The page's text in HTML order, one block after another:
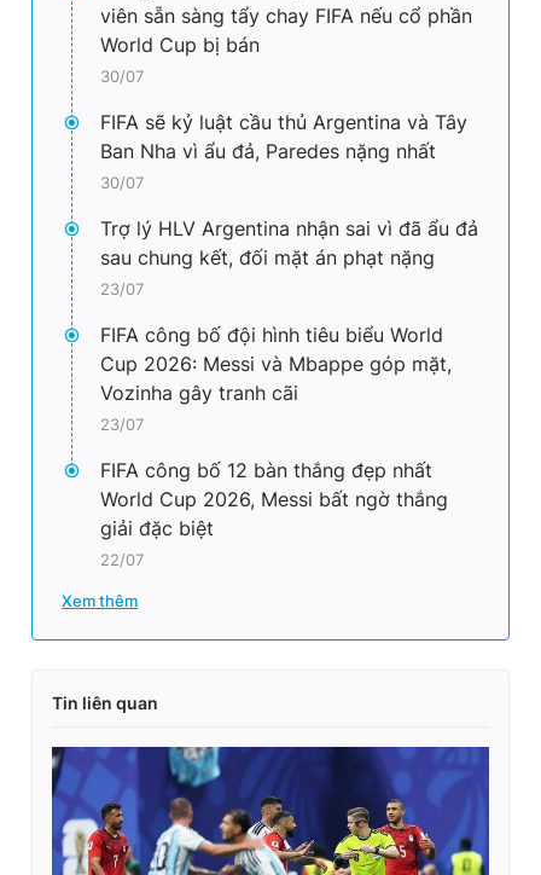
viên sẵn sàng tẩy chay FIFA nếu cổ phần
World Cup bị bán
30/07
FIFA sẽ kỷ luật cầu thủ Argentina và Tây
Ban Nha vì ẩu đả, Paredes nặng nhất
30/07
Trợ lý HLV Argentina nhận sai vì đã ẩu đả
sau chung kết, đối mặt án phạt nặng
23/07
FIFA công bố đội hình tiêu biểu World
Cup 2026: Messi và Mbappe góp mặt,
Vozinha gây tranh cãi
23/07
FIFA công bố 12 bàn thắng đẹp nhất
World Cup 2026, Messi bất ngờ thắng
giải đặc biệt
22/07
Xem thêm
Tin liên quan